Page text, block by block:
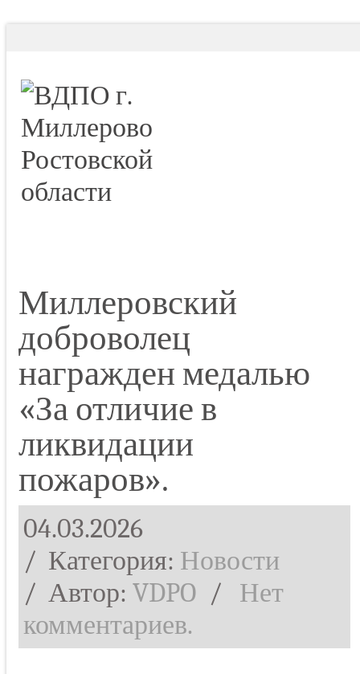
Миллеровский
доброволец
награжден медалью
«За отличие в
ликвидации
пожаров».
04.03.2026
/ Категория: Новости
/ Автор: VDPO / Нет
комментариев.